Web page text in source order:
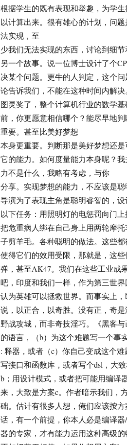
根据学生的既有表现和举趣，为学
以计算出来。很有雄心的计划，问
法实现，至
少我们无法实现的东西，讨论到细
另一个故事。说一位博士设计了个
决某个问题。更牛的人判定，这个
论告诉我们，不能在这种时间内解
图灵奖了，整个计算机行业的数学
前，你更愿意相信哪个？能尽早地
重要。甚至比美好梦想
本身更重要。判断那是美好梦想还
它的能力。如何度量能力本身呢？
力不是什么，我略有考虑，与你
分享。实现梦想的能力，不应该是
导演为了表现主角是聪明睿智的，设
以下任务：用照明灯的电惩罚向门
把危重病人绑在自己身上用两轮摩
子剪羊毛。各种聪明的做法。这些
使得它们的效用受限，那就是，这
弹，甚至AK47。我们在这些工业成
吧，印度和我们一样，作为第三世
认为英雄可以拯救世界。而事实上
说，以正合，以奇胜。没有正，奇
野战攻城，而非奇技淫巧。《黑客
的语言，（b）为这个难题写一个事
: 释器，或者（c）你自己变成这个
写接口和函数库，或者写个dsl，大
b；用设计模式，或者把可能用编译
来，大致是方案c。作者暗示我们，
础。估计有很多人想，俺们应该按
话，有一个前提，你本人必是编译器
器的专家，才有能力运用这种高级